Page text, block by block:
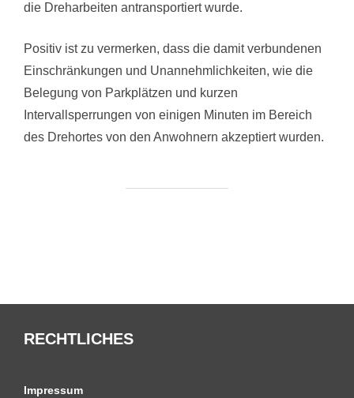
die Dreharbeiten antransportiert wurde.
Positiv ist zu vermerken, dass die damit verbundenen
Einschränkungen und Unannehmlichkeiten, wie die
Belegung von Parkplätzen und kurzen
Intervallsperrungen von einigen Minuten im Bereich
des Drehortes von den Anwohnern akzeptiert wurden.
RECHTLICHES
Impressum